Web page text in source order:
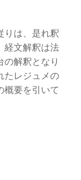
りは、是れ釈
経文解釈は法
解釈となり
たレジュメの
概要を引いて